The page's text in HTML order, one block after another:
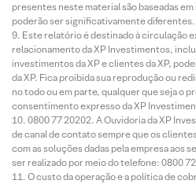
presentes neste material são baseadas
poderão ser significativamente diferentes.
Este relatório é destinado à circulação
relacionamento da XP Investimentos,
investimentos da XP e clientes da XP,
da XP. Fica proibida sua reprodução ou
no todo ou em parte, qualquer que seja o
consentimento expresso da XP
0800 77 20202. A Ouvidoria da XP
de canal de contato sempre que os
com as soluções dadas pela empresa aos
ser realizado por meio do telefone: 0800
O custo da operação e a política de